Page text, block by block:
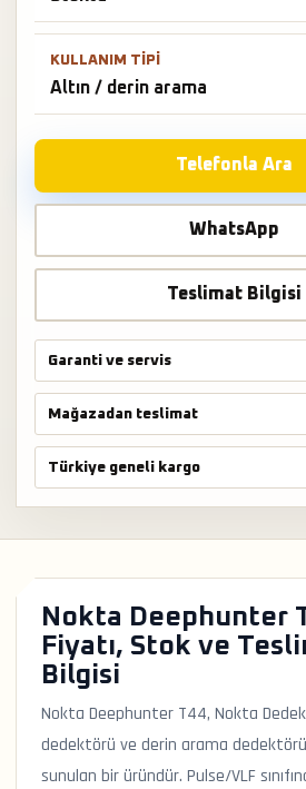
KULLANIM TIPI
Altın / derin arama
Telefonla Ara
WhatsApp
Teslimat Bilgisi
Garanti ve servis
Mağazadan teslimat
Türkiye geneli kargo
Nokta Deephunter
Fiyatı, Stok ve
Bilgisi
Nokta Deephunter T44, Nokta
dedektörü ve derin arama dedektörü
sunulan bir üründür. Pulse/VLF